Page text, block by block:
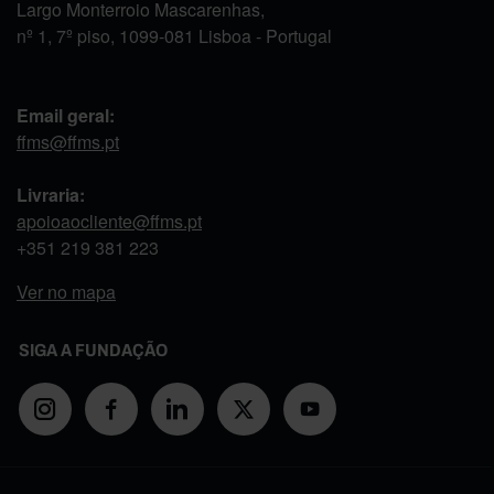
Largo Monterroio Mascarenhas,
nº 1, 7º piso, 1099-081 Lisboa - Portugal
Email geral:
ffms@ffms.pt
Livraria:
apoioaocliente@ffms.pt
+351 219 381 223
Ver no mapa
SIGA A FUNDAÇÃO